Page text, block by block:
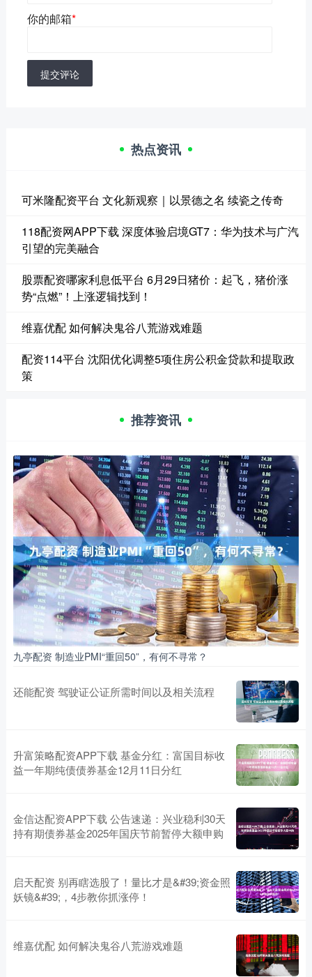
你的邮箱*
提交评论
热点资讯
可米隆配资平台 文化新观察｜以景德之名 续瓷之传奇
118配资网APP下载 深度体验启境GT7：华为技术与广汽
引望的完美融合
股票配资哪家利息低平台 6月29日猪价：起飞，猪价涨
势“点燃”！上涨逻辑找到！
维嘉优配 如何解决鬼谷八荒游戏难题
配资114平台 沈阳优化调整5项住房公积金贷款和提取政
策
推荐资讯
九亭配资 制造业PMI“重回50”，有何不寻常？
还能配资 驾驶证公证所需时间以及相关流程
升富策略配资APP下载 基金分红：富国目标收
益一年期纯债债券基金12月11日分红
金信达配资APP下载 公告速递：兴业稳利30天
持有期债券基金2025年国庆节前暂停大额申购
启天配资 别再瞎选股了！量比才是&#39;资金照
妖镜&#39;，4步教你抓涨停！
维嘉优配 如何解决鬼谷八荒游戏难题